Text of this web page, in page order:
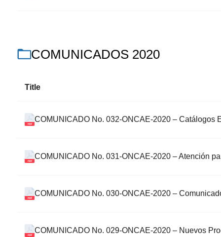
COMUNICADOS 2020
Title
COMUNICADO No. 032-ONCAE-2020 – Catálogos
COMUNICADO No. 031-ONCAE-2020 – Atención
COMUNICADO No. 030-ONCAE-2020 –
COMUNICADO No. 029-ONCAE-2020 – Nuevos